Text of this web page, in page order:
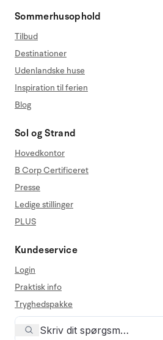
Sommerhusophold
Tilbud
Destinationer
Udenlandske huse
Inspiration til ferien
Blog
Sol og Strand
Hovedkontor
B Corp Certificeret
Presse
Ledige stillinger
PLUS
Kundeservice
Login
Praktisk info
Tryghedspakke